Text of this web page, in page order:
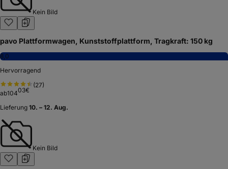
Kein Bild
pavo Plattformwagen, Kunststoffplattform, Tragkraft: 150 kg
8,0
Hervorragend
(27)
ab10403€
Lieferung 10. – 12. Aug.
Kein Bild